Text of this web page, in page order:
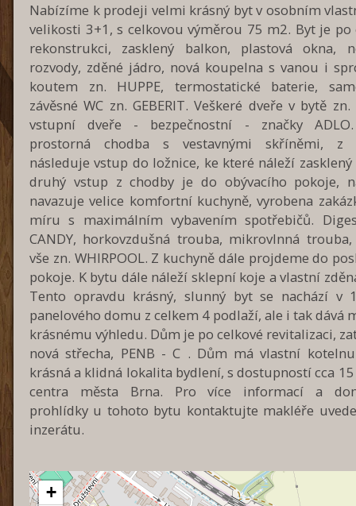
Nabízíme k prodeji velmi krásný byt v osobním
velikosti 3+1, s celkovou výměrou 75 m2. Byt je po
rekonstrukci, zasklený balkon, plastová okna,
rozvody, zděné jádro, nová koupelna s vanou i
koutem zn. HUPPE, termostatické baterie,
závěsné WC zn. GEBERIT. Veškeré dveře v bytě zn.
vstupní dveře - bezpečnostní - značky
prostorná chodba s vestavnými skříněmi, z
následuje vstup do ložnice, ke které náleží
druhý vstup z chodby je do obývacího pokoje,
navazuje velice komfortní kuchyně, vyrobena
míru s maximálním vybavením spotřebičů.
CANDY, horkovzdušná trouba, mikrovlnná trouba,
vše zn. WHIRPOOL. Z kuchyně dále projdeme do
pokoje. K bytu dále náleží sklepní koje a vlastní
Tento opravdu krásný, slunný byt se nachází v
panelového domu z celkem 4 podlaží, ale i tak dává
krásnému výhledu. Dům je po celkové revitalizaci,
nová střecha, PENB - C . Dům má vlastní
krásná a klidná lokalita bydlení, s dostupností cca
centra města Brna. Pro více informací a
prohlídky u tohoto bytu kontaktujte makléře
inzerátu.
+